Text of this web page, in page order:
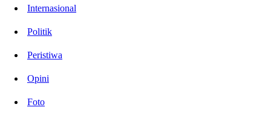
Internasional
Politik
Peristiwa
Opini
Foto